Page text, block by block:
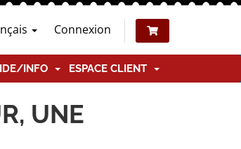
Connexion
INFO ESPACE CLIENT
UNE